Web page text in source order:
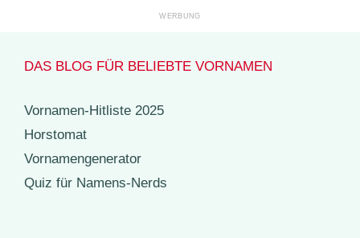
DAS BLOG FÜR BELIEBTE VORNAMEN
Vornamen-Hitliste 2025
Horstomat
Vornamengenerator
Quiz für Namens-Nerds